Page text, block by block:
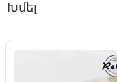
Աքսեսուարի
Խմել